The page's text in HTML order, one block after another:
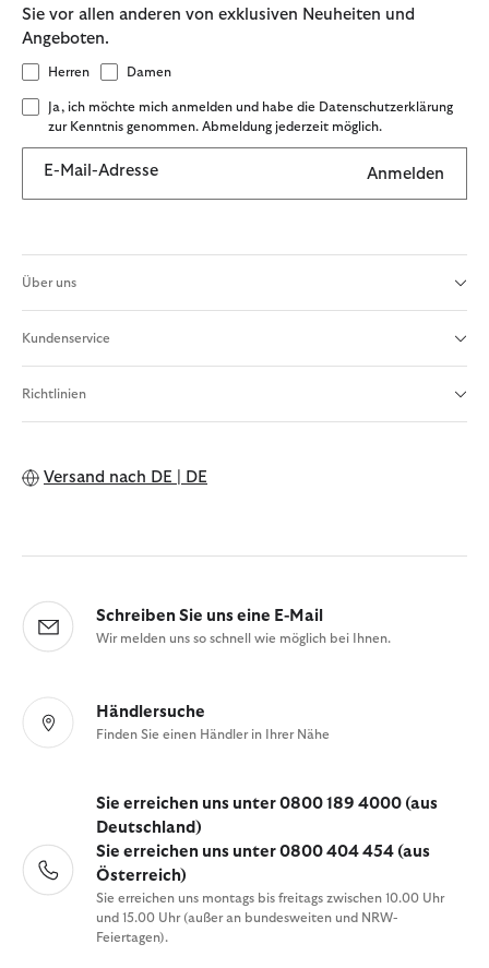
Sie vor allen anderen von exklusiven Neuheiten und
Angeboten.
Herren Damen
Ja, ich möchte mich anmelden und habe die Datenschutzerklärung
zur Kenntnis genommen. Abmeldung jederzeit möglich.
E-Mail-Adresse Anmelden
Über uns
Kundenservice
Richtlinien
Versand nach DE | DE
Schreiben Sie uns eine E-Mail
Wir melden uns so schnell wie möglich bei Ihnen.
Händlersuche
Finden Sie einen Händler in Ihrer Nähe
Sie erreichen uns unter 0800 189 4000 (aus
Deutschland)
Sie erreichen uns unter 0800 404 454 (aus
Österreich)
Sie erreichen uns montags bis freitags zwischen 10.00 Uhr
und 15.00 Uhr (außer an bundesweiten und NRW-
Feiertagen).